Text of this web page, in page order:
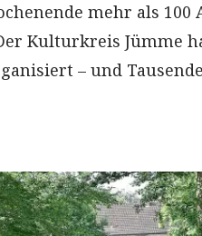
mehr als 100
Kulturkreis Jümme
– und